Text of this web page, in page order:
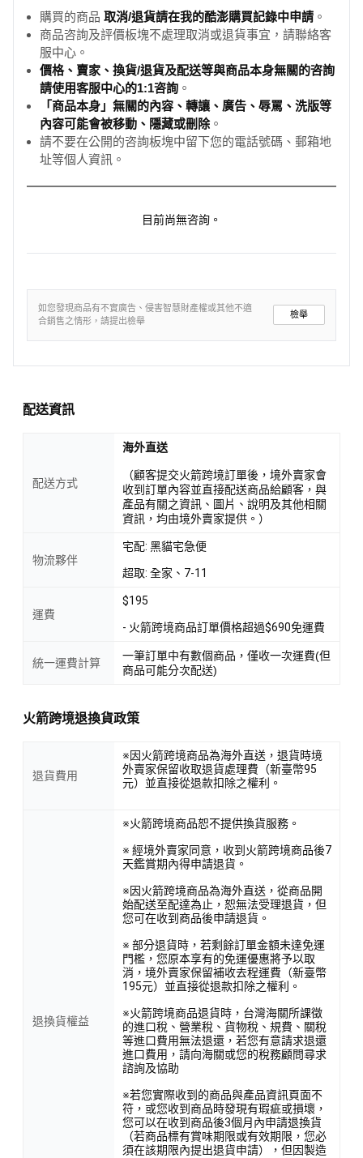
購買的商品 取消/退貨請在我的酷澎購買記錄中申請 。
商品咨詢及評價板塊不處理取消或退貨事宜，請聯絡客
服中心。
價格、賣家、換貨/退貨及配送等與商品本身無關的咨詢
請使用客服中心的1:1咨詢 。
「商品本身」無關的內容、轉讓、廣告、辱罵、洗版等
內容可能會被移動、隱藏或刪除。
請不要在公開的咨詢板塊中留下您的電話號碼、郵箱地
址等個人資訊。
目前尚無咨詢。
如您發現商品有不實廣告、侵害智慧財產權或其他不適
合銷售之情形，請提出檢舉
檢舉
配送資訊
配送方式
海外直送
（顧客提交火箭跨境訂單後，境外賣家會
收到訂單內容並直接配送商品給顧客，與
產品有關之資訊、圖片、說明及其他相關
資訊，均由境外賣家提供。）
物流夥伴
宅配: 黑貓宅急便
超取: 全家、7-11
運費
$195
- 火箭跨境商品訂單價格超過$690免運費
統一運費計算
一筆訂單中有數個商品，僅收一次運費(但
商品可能分次配送)
火箭跨境退換貨政策
退貨費用
※因火箭跨境商品為海外直送，退貨時境
外賣家保留收取退貨處理費（新臺幣95
元）並直接從退款扣除之權利。
退換貨權益
※火箭跨境商品恕不提供換貨服務。
※ 經境外賣家同意，收到火箭跨境商品後7
天鑑賞期內得申請退貨。
※因火箭跨境商品為海外直送，從商品開
始配送至配達為止，恕無法受理退貨，但
您可在收到商品後申請退貨。
※ 部分退貨時，若剩餘訂單金額未達免運
門檻，您原本享有的免運優惠將予以取
消，境外賣家保留補收去程運費（新臺幣
195元）並直接從退款扣除之權利。
※火箭跨境商品退貨時，台灣海關所課徵
的進口稅、營業稅、貨物稅、規費、關稅
等進口費用無法退還，若您有意請求退還
進口費用，請向海關或您的稅務顧問尋求
諮詢及協助
※若您實際收到的商品與產品資訊頁面不
符，或您收到商品時發現有瑕疵或損壞，
您可以在收到商品後3個月內申請退換貨
（若商品標有賞味期限或有效期限，您必
須在該期限內提出退貨申請），但因製造